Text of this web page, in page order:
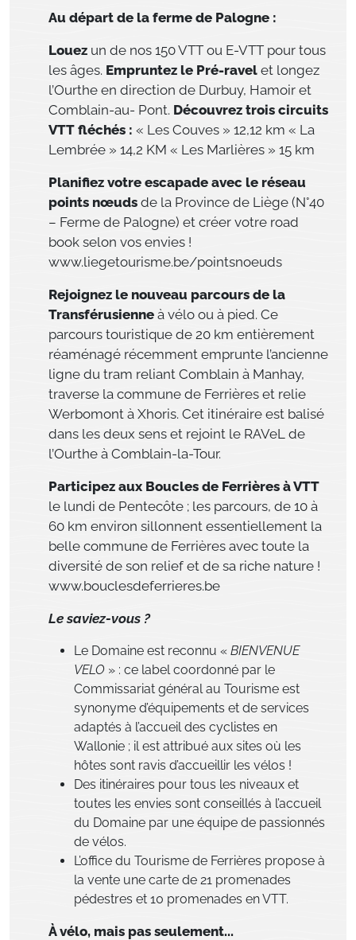
Au départ de la ferme de Palogne :
Louez un de nos 150 VTT ou E-VTT pour tous
les âges. Empruntez le Pré-ravel et longez
l’Ourthe en direction de Durbuy, Hamoir et
Comblain-au- Pont. Découvrez trois circuits
VTT fléchés : « Les Couves » 12,12 km « La
Lembrée » 14,2 KM « Les Marlières » 15 km
Planifiez votre escapade avec le réseau
points nœuds de la Province de Liège (N°40
– Ferme de Palogne) et créer votre road
book selon vos envies !
www.liegetourisme.be/pointsnoeuds
Rejoignez le nouveau parcours de la
Transférusienne à vélo ou à pied. Ce
parcours touristique de 20 km entièrement
réaménagé récemment emprunte l’ancienne
ligne du tram reliant Comblain à Manhay,
traverse la commune de Ferrières et relie
Werbomont à Xhoris. Cet itinéraire est balisé
dans les deux sens et rejoint le RAVeL de
l’Ourthe à Comblain-la-Tour.
Participez aux Boucles de Ferrières à VTT
le lundi de Pentecôte ; les parcours, de 10 à
60 km environ sillonnent essentiellement la
belle commune de Ferrières avec toute la
diversité de son relief et de sa riche nature !
www.bouclesdeferrieres.be
Le saviez-vous ?
Le Domaine est reconnu « BIENVENUE
VELO » : ce label coordonné par le
Commissariat général au Tourisme est
synonyme d’équipements et de services
adaptés à l’accueil des cyclistes en
Wallonie ; il est attribué aux sites où les
hôtes sont ravis d’accueillir les vélos !
Des itinéraires pour tous les niveaux et
toutes les envies sont conseillés à l’accueil
du Domaine par une équipe de passionnés
de vélos.
L’office du Tourisme de Ferrières propose à
la vente une carte de 21 promenades
pédestres et 10 promenades en VTT.
À vélo, mais pas seulement...